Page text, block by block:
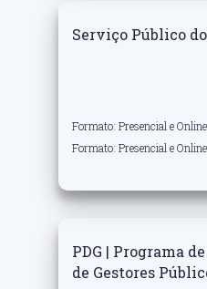
Serviço Público
Formato: Presencial e Online
Formato: Presencial e Online
PDG | Programa
de Gestores